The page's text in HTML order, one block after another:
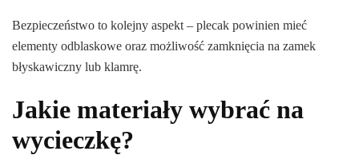
Bezpieczeństwo to kolejny aspekt – plecak powinien mieć
elementy odblaskowe oraz możliwość zamknięcia na zamek
błyskawiczny lub klamrę.
Jakie materiały wybrać na
wycieczkę?